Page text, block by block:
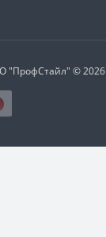
"ПрофСтайл" © 2026